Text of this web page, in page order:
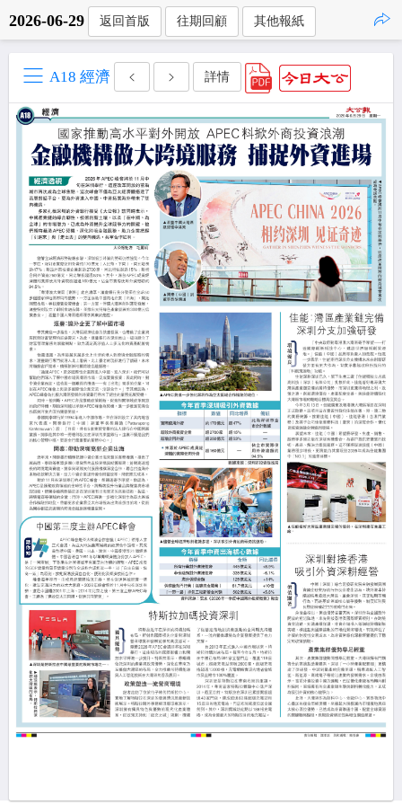
2026-06-29 返回首版 往期回顧 其他報紙
A18 經濟 詳情